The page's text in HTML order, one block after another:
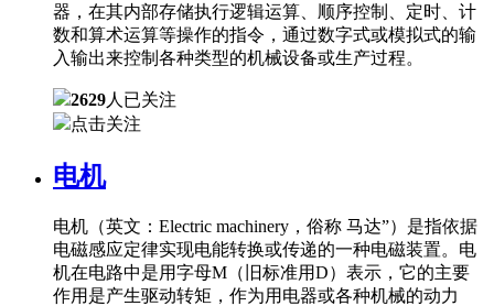
器，在其内部存储执行逻辑运算、顺序控制、定时、计
数和算术运算等操作的指令，通过数字式或模拟式的输
入输出来控制各种类型的机械设备或生产过程。
2629人已关注
点击关注
电机
电机（英文：Electric machinery，俗称 马达”）是指依据
电磁感应定律实现电能转换或传递的一种电磁装置。电
机在电路中是用字母M（旧标准用D）表示，它的主要
作用是产生驱动转矩，作为用电器或各种机械的动力